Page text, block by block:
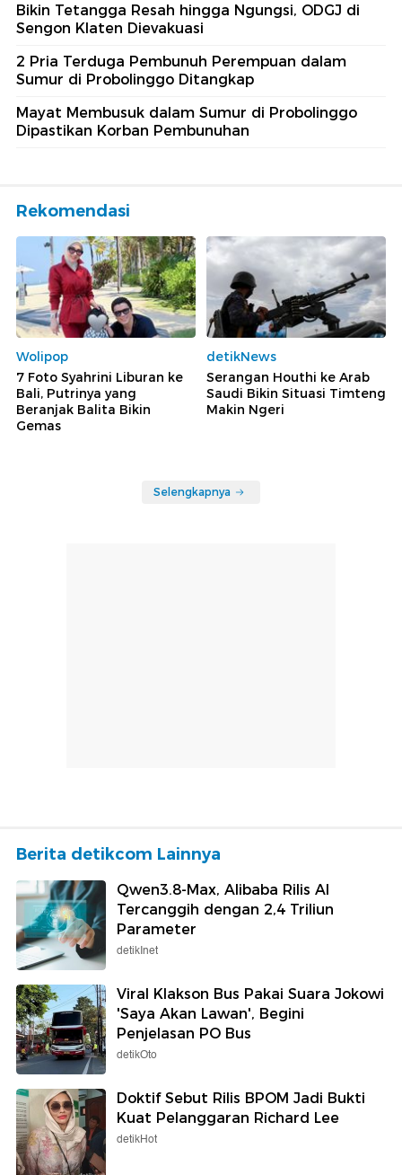
Bikin Tetangga Resah hingga Ngungsi, ODGJ di
Sengon Klaten Dievakuasi
2 Pria Terduga Pembunuh Perempuan dalam
Sumur di Probolinggo Ditangkap
Mayat Membusuk dalam Sumur di Probolinggo
Dipastikan Korban Pembunuhan
Rekomendasi
Wolipop
7 Foto Syahrini Liburan ke
Bali, Putrinya yang
Beranjak Balita Bikin
Gemas
detikNews
Serangan Houthi ke Arab
Saudi Bikin Situasi Timteng
Makin Ngeri
Selengkapnya
Berita detikcom Lainnya
Qwen3.8-Max, Alibaba Rilis AI
Tercanggih dengan 2,4 Triliun
Parameter
detikInet
Viral Klakson Bus Pakai Suara Jokowi
'Saya Akan Lawan', Begini
Penjelasan PO Bus
detikOto
Doktif Sebut Rilis BPOM Jadi Bukti
Kuat Pelanggaran Richard Lee
detikHot